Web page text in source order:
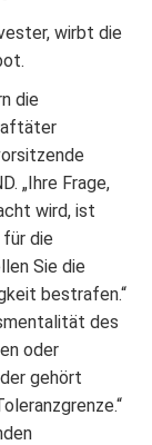
wirbt die
die
„Ihre Frage,
wird, ist
für die
Sie die
bestrafen.“
des
oder
gehört